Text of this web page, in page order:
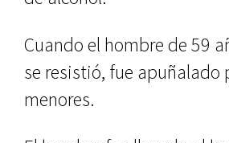
Cuando el hombre de 59
se resistió, fue apuñalado
menores.